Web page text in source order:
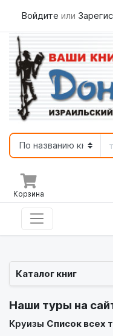
Войдите или
Корзина
Каталог книг
Наши туры на
Круизы Список всех